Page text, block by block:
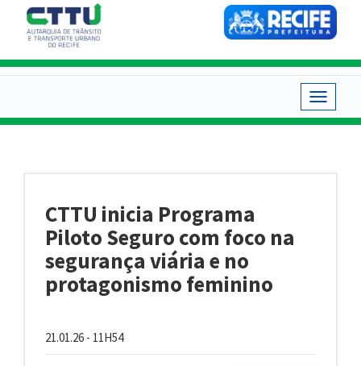
conteúdo
principal
Toggle
CTTU inicia Programa
Piloto Seguro com foco na
segurança viária e no
protagonismo feminino
21.01.26 - 11H54